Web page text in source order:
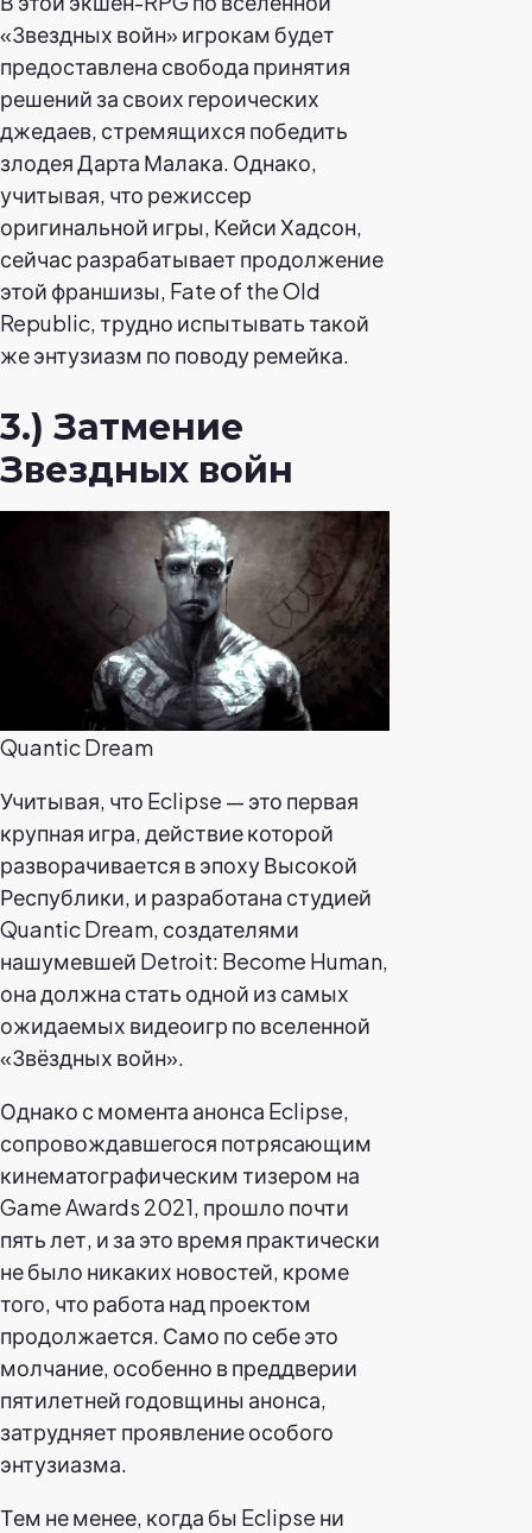
«Звездных войн» игрокам будет
предоставлена свобода принятия
решений за своих героических
джедаев, стремящихся победить
злодея Дарта Малака. Однако,
учитывая, что режиссер
оригинальной игры, Кейси Хадсон,
сейчас разрабатывает продолжение
этой франшизы, Fate of the Old
Republic, трудно испытывать такой
же энтузиазм по поводу ремейка.
3.) Затмение
Звездных войн
Quantic Dream
Учитывая, что Eclipse — это первая
крупная игра, действие которой
разворачивается в эпоху Высокой
Республики, и разработана студией
Quantic Dream, создателями
нашумевшей Detroit: Become Human,
она должна стать одной из самых
ожидаемых видеоигр по вселенной
«Звёздных войн».
Однако с момента анонса Eclipse,
сопровождавшегося потрясающим
кинематографическим тизером на
Game Awards 2021, прошло почти
пять лет, и за это время практически
не было никаких новостей, кроме
того, что работа над проектом
продолжается. Само по себе это
молчание, особенно в преддверии
пятилетней годовщины анонса,
затрудняет проявление особого
энтузиазма.
Тем не менее, когда бы Eclipse ни